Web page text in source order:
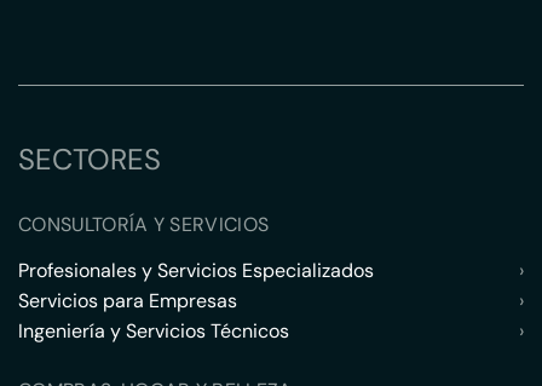
SECTORES
CONSULTORÍA Y SERVICIOS
Profesionales y Servicios Especializados
›
Servicios para Empresas
›
Ingeniería y Servicios Técnicos
›